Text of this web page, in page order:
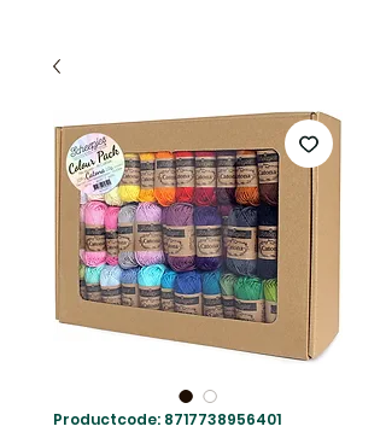
Productcode: 8717738956401